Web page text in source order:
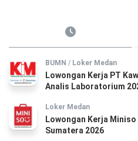
BUMN / Loker Medan
Lowongan Kerja PT
Analis Laboratorium
Loker Medan
Lowongan Kerja
Sumatera 2026